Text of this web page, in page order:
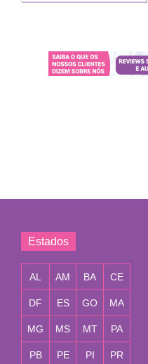
Estados
AL AM BA CE
DF ES GO MA
MG MS MT PA
PB PE PI PR